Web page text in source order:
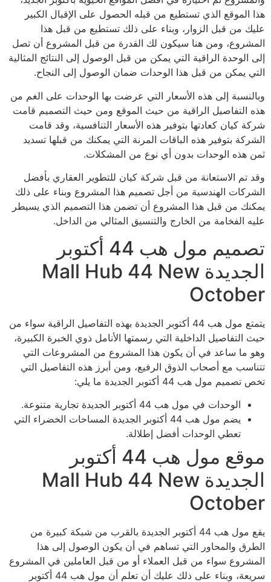
هذا الموقع الذي تستطيع من قبله الحصول على الإقبال الكبير
عليك من قبل الزوار، وبناء على ذلك تستطيع من قبل هذا
المشروع، ومن هنا سيكون لك القدرة من قبل المشروع أن تصل
إلى الوحدة الراقية التي يمكن من قبل الوصول إلى النتائج المثالية
التي يمكن من قبل هذا الوحدات ضمان الوصول إلى النجاح.
وبالنسبة إلى هذه الأسعار التي عرضت بها الوحدات على الغم من
هذه التفاصيل الراقية من حيث الموقع ومن حيث التصميم قامت
شركة كيان كعادتها بتوفير هذه الأسعار التنافسية، وقد قامت
الشركة بتوفير هذه الباقات المرنة التي يمكنك من قبلها تسديد
ثمن هذه الوحدات بدون أي نوع من المشكلات.
وقد تم الاستعانة من قبل شركة كيان للتطوير العقاري بأفضل
الشركات الهندسية من أجل تصميم هذا المشروع وبناء على ذلك
يمكنك من قبل هذا المشروع أن تضمن هذا التصميم الذي يسيطر
عليه الفخامة من الخارج والتنسيق المثالي من الداخل.
تصميم مول هب 44 أكتوبر
الجديدة Mall Hub 44 New
October
يتمتع مول هب 44 أكتوبر الجديدة بهذه التفاصيل الراقية سواء من
حيث التفاصيل الداخلية التي رسمتها الأنامل ذوي الخبرة الكبيرة،
وهو ما ساعد في أن يكون هذا المشروع من المشروعات التي
تتناسب مع أصحاب الذوق الرفيع، ومن أبرز هذه التفاصيل التي
تخص تصميم مول هب 44 أكتوبر الجديدة ما يلي:
الوحدات في مول هب 44 أكتوبر الجديدة تجارية متنوعة.
يضم مول هب 44 أكتوبر الجديدة المساحات الخضراء التي
تعطي الوحدات أفضل إطلالة.
موقع مول هب 44 أكتوبر
الجديدة Mall Hub 44 New
October
يقع مول هب 44 أكتوبر الجديدة بالقرب من شبكة كبيرة من
الطرق والمحاور التي تساهم في أن يكون الوصول إلى هذا
المشروع سواء من قبل العملاء أو من قبل العاملين في المشروع
سريعة، وبناء على ذلك عليك أن تعلم أن مول هب 44 أكتوبر